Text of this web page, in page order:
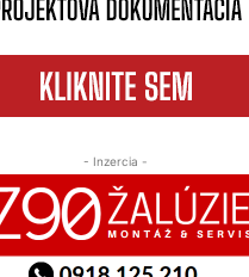
- Inzercia -